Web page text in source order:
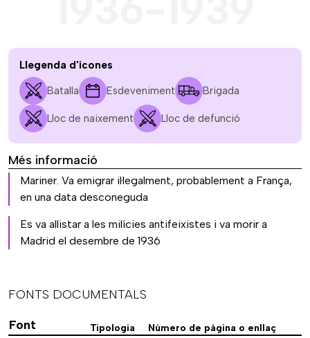
Llegenda d'icones
Batalla Esdeveniment Brigada
Lloc de naixement Lloc de defunció
Més informació
Mariner. Va emigrar il·legalment, probablement a França,
en una data desconeguda
Es va allistar a les milícies antifeixistes i va morir a
Madrid el desembre de 1936
FONTS DOCUMENTALS
Font
Tipologia Número de pàgina o enllaç